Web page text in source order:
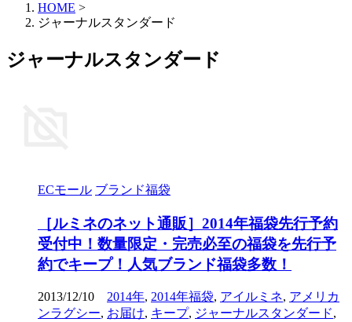
HOME >
ジャーナルスタンダード
ジャーナルスタンダード
ECモール ブランド福袋
［ルミネのネット通販］2014年福袋先行予約
受付中！数量限定・完売必至の福袋を先行予
約でキープ！人気ブランド福袋多数！
2013/12/10 2014年, 2014年福袋, アイルミネ, アメリカ
ンラグシー, お届け, キープ, ジャーナルスタンダード,